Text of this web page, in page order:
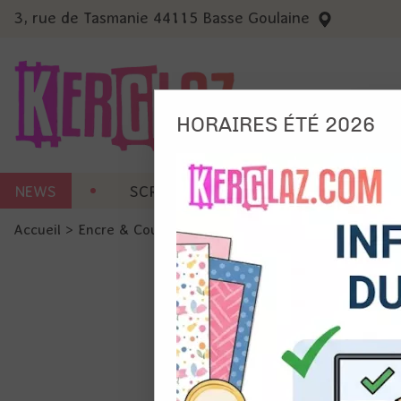
3, rue de Tasmanie 44115 Basse Goulaine
NEWS SCRAP CARTERIE MACHINES
Accueil > Encre & Couleur > Distress Oxide Spray
Ils
et du
précises
Si vous
de la
HORAIRES ÉTÉ 2026